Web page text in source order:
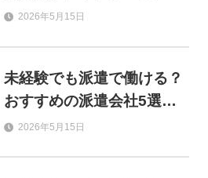
種別の平均時給と失敗しな
2026年5月15日
未経験でも派遣で働ける？
おすすめの派遣会社5選と
失敗しない選び方を解説
2026年5月15日